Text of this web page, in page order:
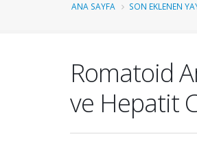
ANA SAYFA SON EKLENEN
Romatoid
ve Hepatit